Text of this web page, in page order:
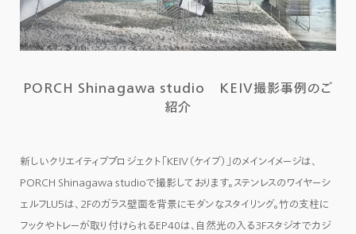
PORCH Shinagawa studio KEIV撮影事例のご
紹介
新しいクリエイティブプロジェクト「KEIV（ケイブ）」のメインイメージは、
PORCH Shinagawa studioで撮影しております。ステンレスのワイヤーシ
ェルフLU5は、2Fのガラス壁面を背景にモダンなスタイリング。竹の支柱に
フックやトレーが取り付けられるEP40は、自然光の入る3Fスタジオでカジ